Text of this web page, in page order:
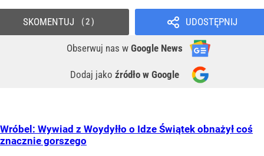
UDOSTĘPNIJ
Obserwuj nas w Google News
Dodaj jako źródło w Google
SKOMENTUJ 2
Wróbel: Wywiad z Woydyłło o Idze Świątek obnażył coś
znacznie gorszego